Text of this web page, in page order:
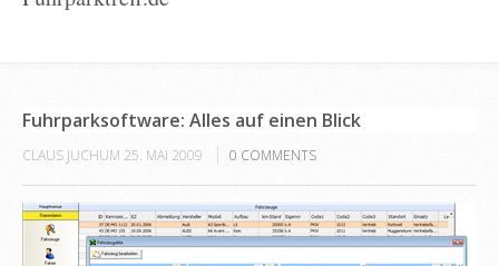
Fuhrparksoftware: Alles auf einen Blick
CLAUS JUCHUM 25. MAI 2009 0 COMMENTS